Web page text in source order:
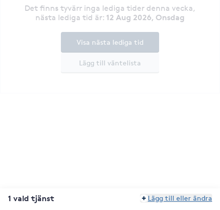
Det finns tyvärr inga lediga tider denna vecka,
nästa lediga tid är: 12 Aug 2026, Onsdag
Lägg till väntelista
Visa nästa lediga tid
1 vald tjänst Lägg till eller ändra